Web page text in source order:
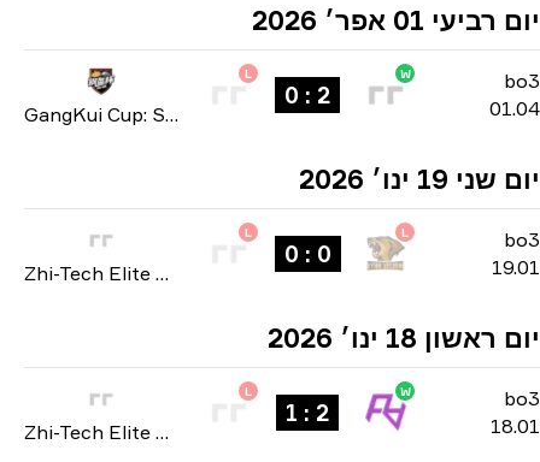
01 אפר׳ 2026
19 ינו׳ 2026
18 ינו׳ 2026